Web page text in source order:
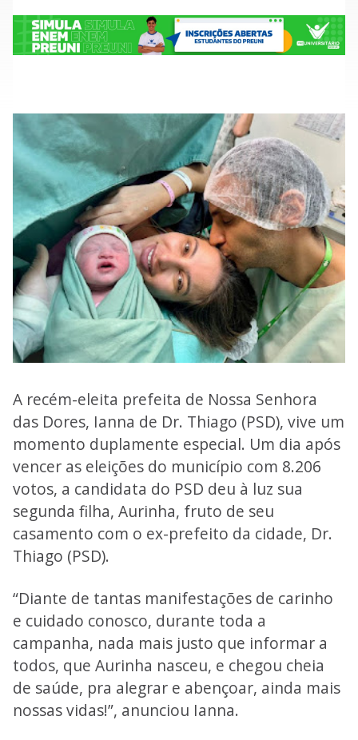
A recém-eleita prefeita de Nossa Senhora
das Dores, Ianna de Dr. Thiago (PSD), vive um
momento duplamente especial. Um dia após
vencer as eleições do município com 8.206
votos, a candidata do PSD deu à luz sua
segunda filha, Aurinha, fruto de seu
casamento com o ex-prefeito da cidade, Dr.
Thiago (PSD).
“Diante de tantas manifestações de carinho
e cuidado conosco, durante toda a
campanha, nada mais justo que informar a
todos, que Aurinha nasceu, e chegou cheia
de saúde, pra alegrar e abençoar, ainda mais
nossas vidas!”, anunciou Ianna.